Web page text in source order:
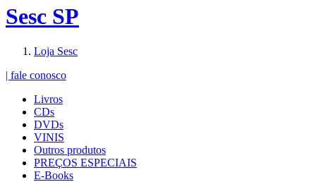
Sesc SP
Loja Sesc
| fale conosco
Livros
CDs
DVDs
VINIS
Outros produtos
PREÇOS ESPECIAIS
E-Books